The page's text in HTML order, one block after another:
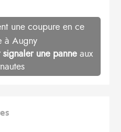
une coupure en ce
à Augny
une panneaux